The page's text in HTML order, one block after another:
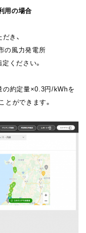
用の場合
き、
の風力発電所
ください。
の約定量×0.3円/kWhを
とができます。